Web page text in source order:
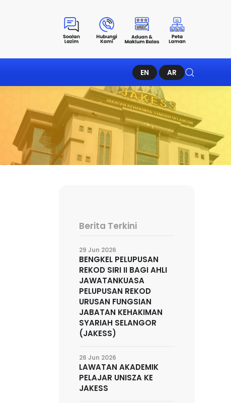
EN AR
Berita Terkini
29 Jun 2026
BENGKEL PELUPUSAN
REKOD SIRI II BAGI AHLI
JAWATANKUASA
PELUPUSAN REKOD
URUSAN FUNGSIAN
JABATAN KEHAKIMAN
SYARIAH SELANGOR
(JAKESS)
26 Jun 2026
LAWATAN AKADEMIK
PELAJAR UNISZA KE
JAKESS